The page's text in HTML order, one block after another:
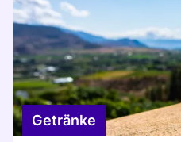
Getränke